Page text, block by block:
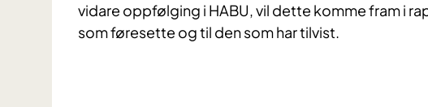
vidare oppfølging i HABU, vil dette komme fram i
som føresette og til den som har tilvist.